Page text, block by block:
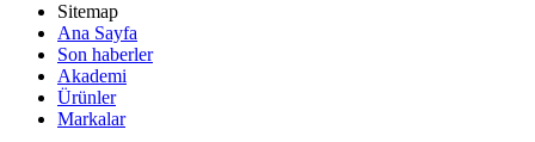
Sitemap
Ana Sayfa
Son haberler
Akademi
Ürünler
Markalar